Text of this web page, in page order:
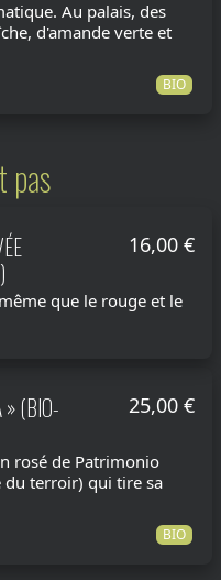
Au palais, des
d'amande verte et
BIO
pas
16,00 €
que le rouge et le
» (BIO-
25,00 €
rosé de Patrimonio
du terroir) qui tire sa
BIO